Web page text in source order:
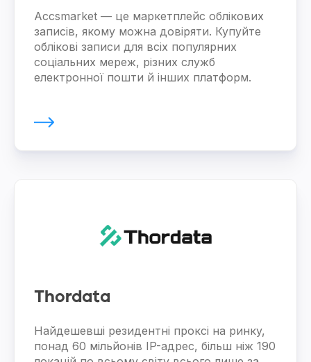
Accsmarket — це маркетплейс облікових
записів, якому можна довіряти. Купуйте
облікові записи для всіх популярних
соціальних мереж, різних служб
електронної пошти й інших платформ.
Thordata
Найдешевші резидентні проксі на ринку,
понад 60 мільйонів IP-адрес, більш ніж 190